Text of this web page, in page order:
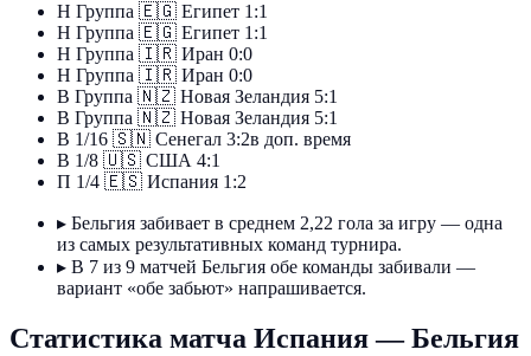
Н Группа 🇪🇬 Египет 1:1
Н Группа 🇪🇬 Египет 1:1
Н Группа 🇮🇷 Иран 0:0
Н Группа 🇮🇷 Иран 0:0
В Группа 🇳🇿 Новая Зеландия 5:1
В Группа 🇳🇿 Новая Зеландия 5:1
В 1/16 🇸🇳 Сенегал 3:2в доп. время
В 1/8 🇺🇸 США 4:1
П 1/4 🇪🇸 Испания 1:2
▸ Бельгия забивает в среднем 2,22 гола за игру — одна
из самых результативных команд турнира.
▸ В 7 из 9 матчей Бельгия обе команды забивали —
вариант «обе забьют» напрашивается.
Статистика матча Испания — Бельгия